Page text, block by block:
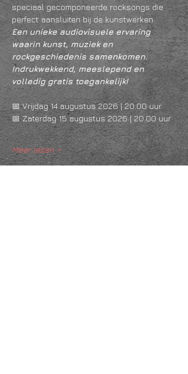
speciaal gecomponeerde rocksongs die
perfect aansluiten bij de kunstwerken.
Een unieke audiovisuele ervaring
waarin kunst, muziek en
rockgeschiedenis samenkomen.
Indrukwekkend, meeslepend en
volledig gratis toegankelijk!
📅 Vrijdag 14 augustus 2026 | 20.00 uur
📅 Zaterdag 15 augustus 2026 | 20.00 uur
Meer lezen >